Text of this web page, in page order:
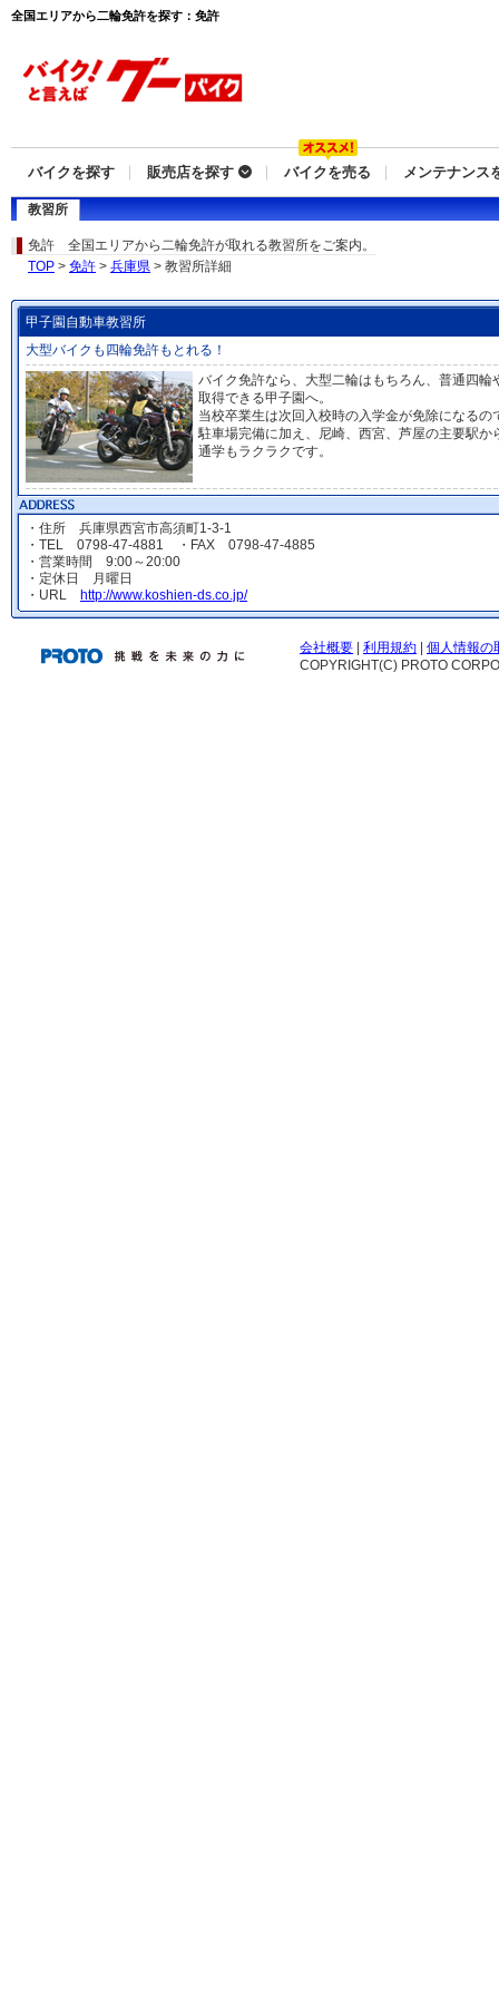
全国エリアから二輪免許を探す：免許
バイクを探す 販売店を探す バイクを売る メンテナンス
教習所
免許 全国エリアから二輪免許が取れる教習所をご案内。
TOP > 免許 > 兵庫県 > 教習所詳細
甲子園自動車教習所
大型バイクも四輪免許もとれる！
バイク免許なら、大型二輪はもちろん、普通四輪
取得できる甲子園へ。
当校卒業生は次回入校時の入学金が免除になるの
駐車場完備に加え、尼崎、西宮、芦屋の主要駅か
通学もラクラクです。
・住所 兵庫県西宮市高須町1-3-1
・TEL 0798-47-4881 ・FAX 0798-47-4885
・営業時間 9:00～20:00
・定休日 月曜日
・URL http://www.koshien-ds.co.jp/
会社概要 利用規約
個人情報の
COPYRIGHT(C) PROTO